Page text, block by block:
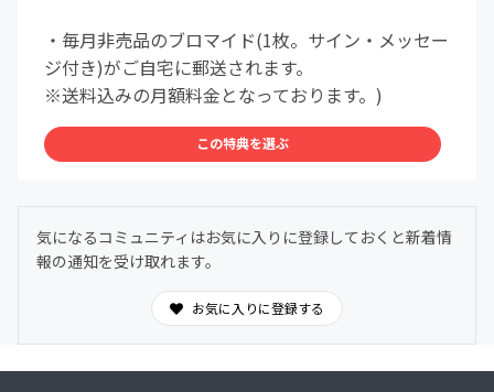
・毎月非売品のブロマイド(1枚。サイン・メッセー
ジ付き)がご自宅に郵送されます。
※送料込みの月額料金となっております。)
この特典を選ぶ
気になるコミュニティはお気に入りに登録しておくと新着情
報の通知を受け取れます。
お気に入りに登録する